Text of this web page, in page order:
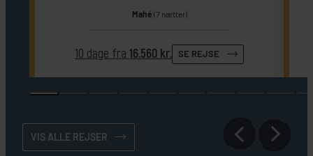
Mahé (7 nætter)
10 dage fra16.560 kr. SE REJSE
VIS ALLE REJSER